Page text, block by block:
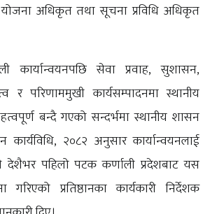
अधिकृत तथा सूचना प्रविधि अधिकृत
कार्यान्वयनपछि सेवा प्रवाह, सुशासन,
र परिणाममुखी कार्यसम्पादनमा स्थानीय
बन्दै गएको सन्दर्भमा स्थानीय शासन
कार्यविधि, २०८२ अनुसार कार्यान्वयनलाई
देशैभर पहिलो पटक कर्णाली प्रदेशबाट यस
प्रतिष्ठानका कार्यकारी निर्देशक